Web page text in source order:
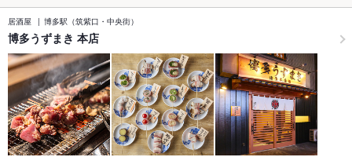
居酒屋 博多駅（筑紫口・中央街）
博多うずまき 本店